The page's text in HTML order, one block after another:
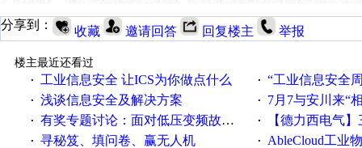
分享到： 收藏 邀请回答 回复楼主 举报
楼主最近还看过
·
工业信息安全 让ICS为你做点什么 · “工业信息安全周之我见”
· 浅谈信息安全及解决方案 · 7月7与安川来“
· 有奖专题讨论：面对低压变频故障，老手是这样解决的！ · 【德力西电气】三
· 寻秘笈、填问卷、赢无人机 · AbleCloud工业物联